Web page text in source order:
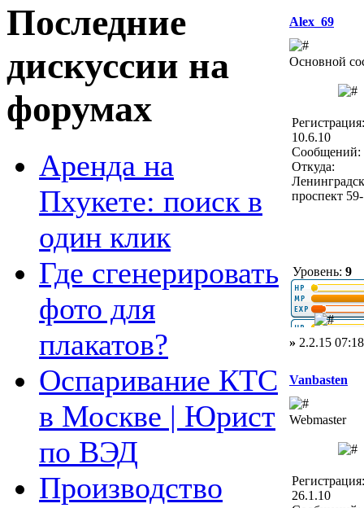
Последние
дискуссии на
форумах
Аренда на
Пхукете: поиск в
один клик
Где сгенерировать
фото для
плакатов?
Оспаривание КТС
в Москве | Юрист
по ВЭД
Производство
Alex_69
Основной
Регистрация:
10.6.10
Сообщений:
Откуда:
проспект
Уровень: 9
» 2.2.15 07:18
Vanbasten
Webmaster
Регистрация:
26.1.10